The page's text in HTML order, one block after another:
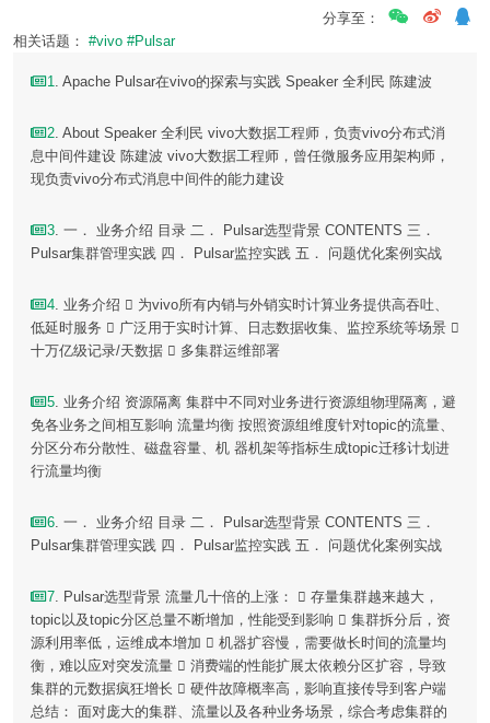
分享至：
相关话题： #vivo #Pulsar
1. Apache Pulsar在vivo的探索与实践 Speaker 全利民 陈建波
2. About Speaker 全利民 vivo大数据工程师，负责vivo分布式消
息中间件建设 陈建波 vivo大数据工程师，曾任微服务应用架构师，
现负责vivo分布式消息中间件的能力建设
3. 一． 业务介绍 目录 二． Pulsar选型背景 CONTENTS 三．
Pulsar集群管理实践 四． Pulsar监控实践 五． 问题优化案例实战
4. 业务介绍  为vivo所有内销与外销实时计算业务提供高吞吐、
低延时服务  广泛用于实时计算、日志数据收集、监控系统等场景 
十万亿级记录/天数据  多集群运维部署
5. 业务介绍 资源隔离 集群中不同对业务进行资源组物理隔离，避
免各业务之间相互影响 流量均衡 按照资源组维度针对topic的流量、
分区分布分散性、磁盘容量、机 器机架等指标生成topic迁移计划进
行流量均衡
6. 一． 业务介绍 目录 二． Pulsar选型背景 CONTENTS 三．
Pulsar集群管理实践 四． Pulsar监控实践 五． 问题优化案例实战
7. Pulsar选型背景 流量几十倍的上涨：  存量集群越来越大，
topic以及topic分区总量不断增加，性能受到影响  集群拆分后，资
源利用率低，运维成本增加  机器扩容慢，需要做长时间的流量均
衡，难以应对突发流量  消费端的性能扩展太依赖分区扩容，导致
集群的元数据疯狂增长  硬件故障概率高，影响直接传导到客户端
总结： 面对庞大的集群、流量以及各种业务场景，综合考虑集群的